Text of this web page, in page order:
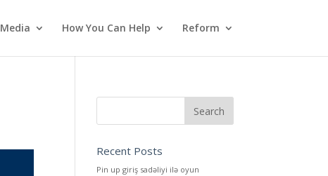
Media How You Can Help Reform
Recent Posts
Pin up giriş sadəliyi ilə oyun